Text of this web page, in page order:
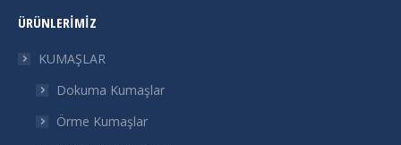
opens
window
opens
in
window
opens
in
windowwindow
ÜRÜNLERIMIZ
KUMAŞLAR
Dokuma Kumaşlar
Örme Kumaşlar